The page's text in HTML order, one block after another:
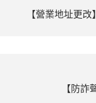
【營業地址更
【防詐